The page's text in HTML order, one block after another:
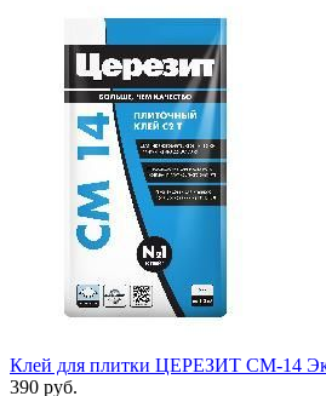
Клей для плитки ЦЕРЕЗИТ СМ-14
390 руб.